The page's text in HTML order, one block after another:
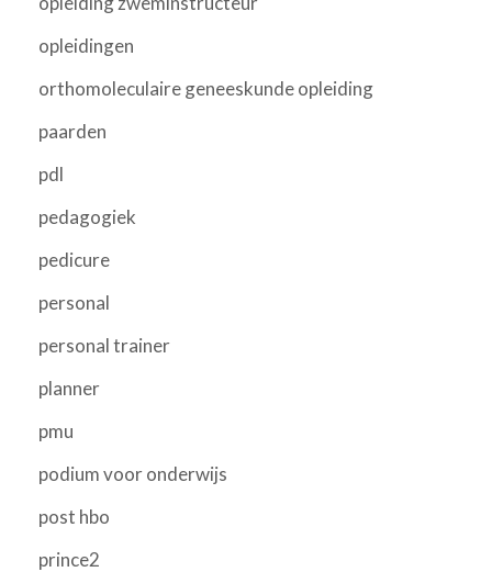
opleidingen
orthomoleculaire geneeskunde opleiding
paarden
pdl
pedagogiek
pedicure
personal
personal trainer
planner
pmu
podium voor onderwijs
post hbo
prince2